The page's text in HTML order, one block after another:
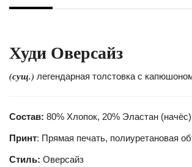
ХудиОверсайз
(сущ.) легендарная толстовка с
Состав: 80% Хлопок, 20% Эластан (начёс)
Принт: Прямая печать, полиуретановая
Стиль: Оверсайз